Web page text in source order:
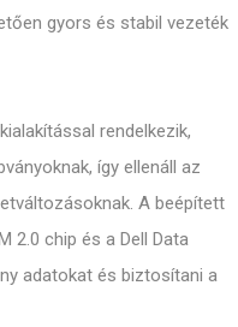
gyors és stabil vezeték
rendelkezik,
így ellenáll az
A beépített
2.0 chip és a Dell Data
adatokat és biztosítani a